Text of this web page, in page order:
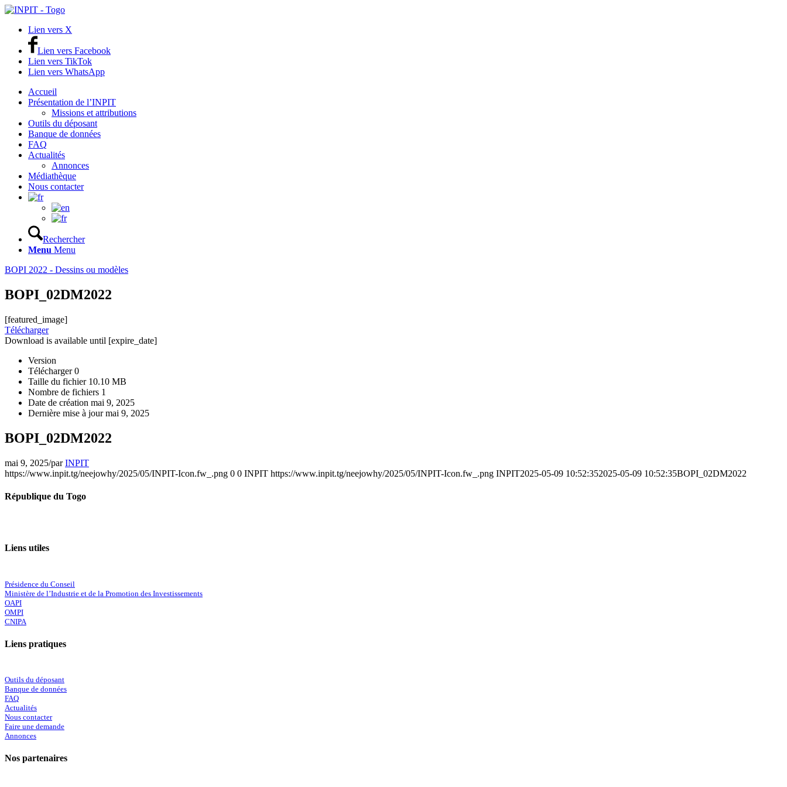
Lien vers X
Lien vers Facebook
Lien vers TikTok
Lien vers WhatsApp
Accueil
Présentation de l’INPIT
Missions et attributions
Outils du déposant
Banque de données
FAQ
Actualités
Annonces
Médiathèque
Nous contacter
Rechercher
Menu Menu
BOPI 2022 - Dessins ou modèles
BOPI_02DM2022
[featured_image]
Télécharger
Download is available until [expire_date]
Version
Télécharger0
Taille du fichier 10.10 MB
Nombre de fichiers 1
Date de création mai 9, 2025
Dernière mise à jourmai 9, 2025
BOPI_02DM2022
mai 9, 2025/parINPIT
https://www.inpit.tg/neejowhy/2025/05/INPIT-Icon.fw_.png 0 0 INPIT https://www.inpit.tg/neejowhy/2025/05/INPIT-Icon.fw_.png INPIT2025-05-09 10:52:352025-05-09 10:52:35BOPI_02DM2022
République du Togo
Liens utiles
Présidence du Conseil
Ministère de l’Industrie et de la Promotion des Investissements
OAPI
OMPI
CNIPA
Liens pratiques
Outils du déposant
Banque de données
FAQ
Actualités
Nous contacter
Faire une demande
Annonces
Nos partenaires